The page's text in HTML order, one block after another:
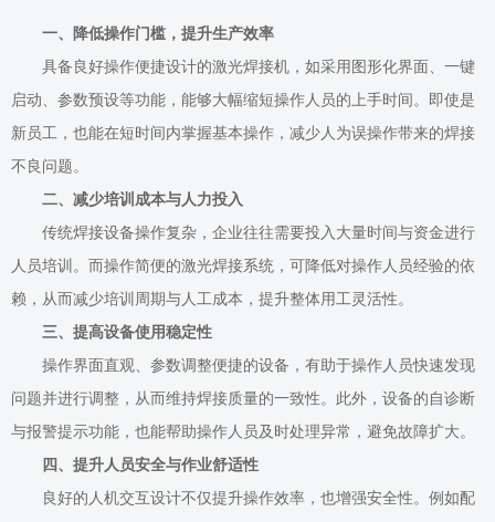
一、降低操作门槛，提升生产效率
具备良好操作便捷设计的激光焊接机，如采用图形化界面、一键
启动、参数预设等功能，能够大幅缩短操作人员的上手时间。即使是
新员工，也能在短时间内掌握基本操作，减少人为误操作带来的焊接
不良问题。
二、减少培训成本与人力投入
传统焊接设备操作复杂，企业往往需要投入大量时间与资金进行
人员培训。而操作简便的激光焊接系统，可降低对操作人员经验的依
赖，从而减少培训周期与人工成本，提升整体用工灵活性。
三、提高设备使用稳定性
操作界面直观、参数调整便捷的设备，有助于操作人员快速发现
问题并进行调整，从而维持焊接质量的一致性。此外，设备的自诊断
与报警提示功能，也能帮助操作人员及时处理异常，避免故障扩大。
四、提升人员安全与作业舒适性
良好的人机交互设计不仅提升操作效率，也增强安全性。例如配